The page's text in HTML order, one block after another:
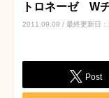
トロネーゼ W
2011.09.08 / 最終更新日
Post